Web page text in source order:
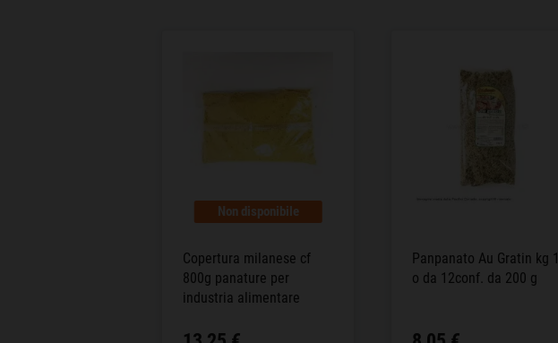
Non disponibile
Copertura milanese cf
800g panature per
industria alimentare
Panpanato Au Gratin kg 1
o da 12conf. da 200 g